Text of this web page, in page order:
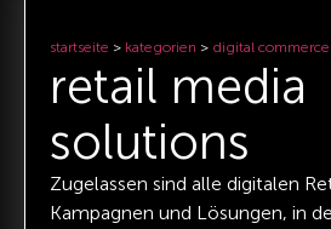
startseite > kategorien > digital commerce
retail media
solutions
Zugelassen sind alle digitalen
Kampagnen und Lösungen, in